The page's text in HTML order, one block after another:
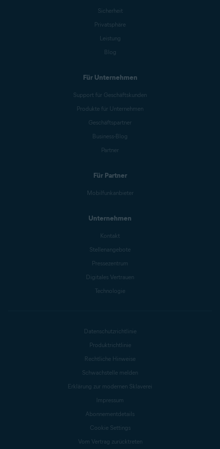
Sicherheit
Privatsphäre
Leistung
Blog
Für Unternehmen
Support für Geschäftskunden
Produkte für Unternehmen
Geschäftspartner
Business-Blog
Partner
Für Partner
Mobilfunkanbieter
Unternehmen
Kontakt
Stellenangebote
Pressezentrum
Digitales Vertrauen
Technologie
Datenschutzrichtlinie
Produktrichtlinie
Rechtliche Hinweise
Schwachstelle melden
Erklärung zur modernen Sklaverei
Impressum
Abonnementdetails
Cookie Settings
Vom Vertrag zurücktreten